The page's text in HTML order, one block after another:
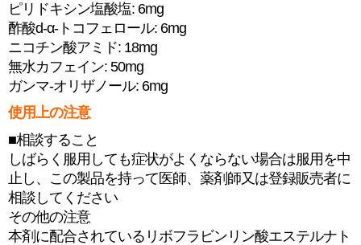
ピリドキシン塩酸塩: 6mg
酢酸d-α-トコフェロール: 6mg
ニコチン酸アミド: 18mg
無水カフェイン: 50mg
ガンマ-オリザノール: 6mg
使用上の注意
■相談すること
しばらく服用しても症状がよくならない場合は服用を中
止し、この製品を持って医師、薬剤師又は登録販売者に
相談してください
その他の注意
本剤に配合されているリボフラビンリン酸エステルナト